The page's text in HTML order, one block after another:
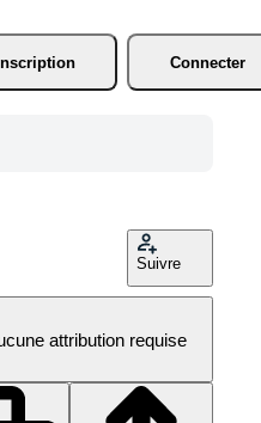
Connecter
Suivre
attribution requise